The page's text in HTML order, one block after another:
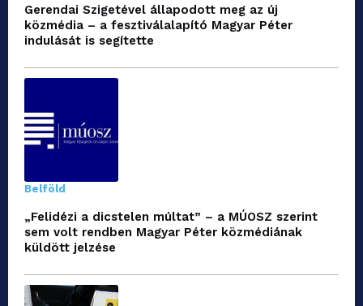
Gerendai Szigetével állapodott meg az új
közmédia – a fesztiválalapító Magyar Péter
indulását is segítette
Belföld
„Felidézi a dicstelen múltat” – a MÚOSZ szerint
sem volt rendben Magyar Péter közmédiának
küldött jelzése